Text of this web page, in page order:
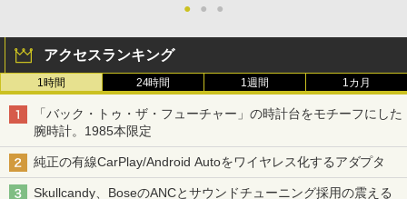
● ● ●
アクセスランキング
1時間 24時間 1週間 1カ月
「バック・トゥ・ザ・フューチャー」の時計台をモチーフにした
腕時計。1985本限定
純正の有線CarPlay/Android Autoをワイヤレス化するアダプタ
Skullcandy、BoseのANCとサウンドチューニング採用の震える